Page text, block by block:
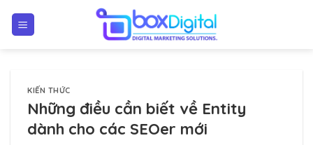
đến
KIẾN THỨC
Những điều cần biết về Entity
dành cho các SEOer mới